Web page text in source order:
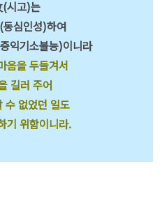
시고)는
심인성)하여
익기소불능)이니라
음을 두들겨서
길러 주어
수 없었던 일도
기 위함이니라.